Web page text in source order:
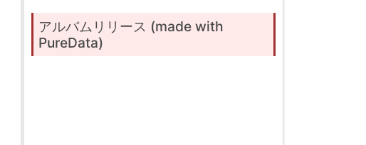
アルバムリリース (made with
PureData)